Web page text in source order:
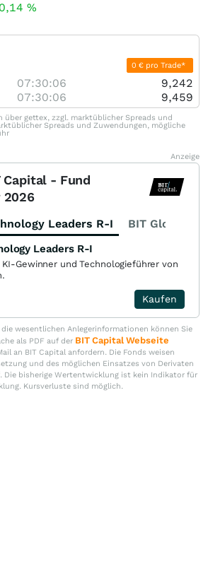
%
0 € pro Trade*
07:30:06
9,242
07:30:06 9,459
über gettex, zzgl. marktüblicher Spreads und
Spreads und Zuwendungen, mögliche
Anzeige
Capital - Fund
2026
Leaders R-I BIT Global
Leaders R-I
Gewinner und Technologieführer von
Kaufen
wesentlichen Anlegerinformationen können Sie
als PDF auf der BIT Capital Webseite
an BIT Capital anfordern. Die Fonds weisen
und des möglichen Einsatzes von Derivaten
Die bisherige Wertentwicklung ist kein Indikator für
Kursverluste sind möglich.